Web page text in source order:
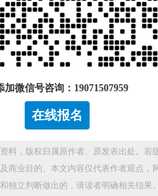
加微信号咨询：19071507959
在线报名
料，版权归属原作者、原发表出处。
商业目的。本文内容仅代表作者观点
独立判断做出的，请读者明确相关结